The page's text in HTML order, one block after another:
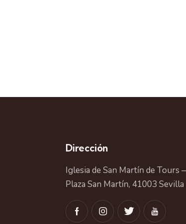
Dirección
Iglesia de San Martín de Tours
Plaza San Martín, 41003 Sevilla